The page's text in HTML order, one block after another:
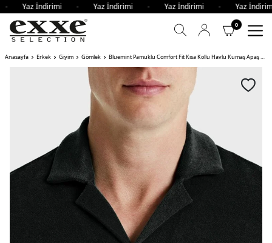
Yaz İndirimi - Yaz İndirimi - Yaz İndirimi - Yaz
0
Anasayfa Erkek Giyim Gömlek Bluemint Pamuklu Comfort Fit Kısa Kollu Havlu Kumaş Apaş Yaka Erkek Gömlek